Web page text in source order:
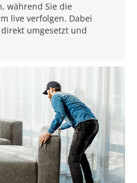
während Sie die
live verfolgen. Dabei
umgesetzt und